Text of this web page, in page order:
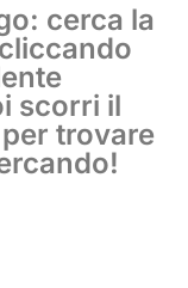
cerca la
scorri il
trovare